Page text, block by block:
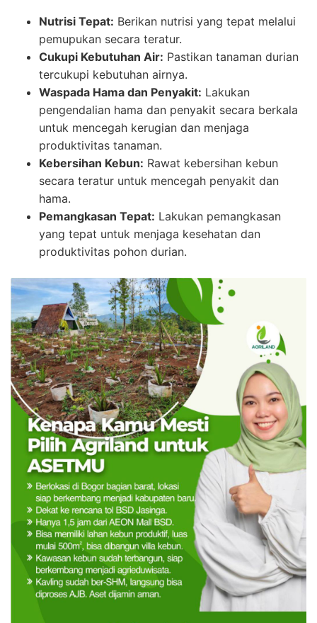
Nutrisi Tepat: Berikan nutrisi yang tepat melalui
pemupukan secara teratur.
Cukupi Kebutuhan Air: Pastikan tanaman durian
tercukupi kebutuhan airnya.
Waspada Hama dan Penyakit: Lakukan
pengendalian hama dan penyakit secara berkala
untuk mencegah kerugian dan menjaga
produktivitas tanaman.
Kebersihan Kebun: Rawat kebersihan kebun
secara teratur untuk mencegah penyakit dan
hama.
Pemangkasan Tepat: Lakukan pemangkasan
yang tepat untuk menjaga kesehatan dan
produktivitas pohon durian.